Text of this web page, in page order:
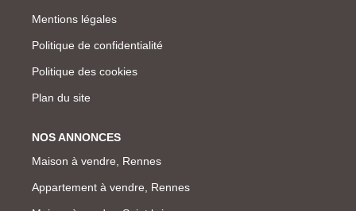
Mentions légales
Politique de confidentialité
Politique des cookies
Plan du site
NOS ANNONCES
Maison à vendre, Rennes
Appartement à vendre, Rennes